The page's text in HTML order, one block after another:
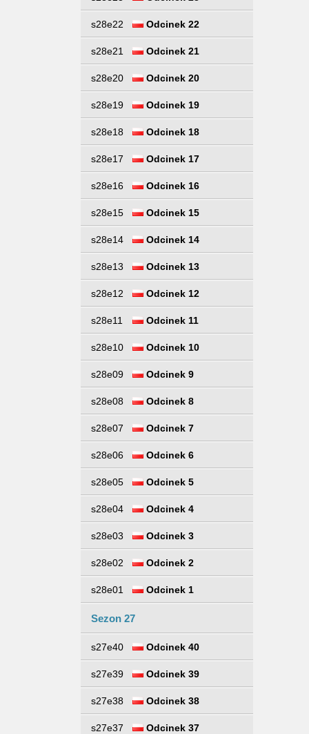
s28e22 Odcinek 22
s28e21 Odcinek 21
s28e20 Odcinek 20
s28e19 Odcinek 19
s28e18 Odcinek 18
s28e17 Odcinek 17
s28e16 Odcinek 16
s28e15 Odcinek 15
s28e14 Odcinek 14
s28e13 Odcinek 13
s28e12 Odcinek 12
s28e11 Odcinek 11
s28e10 Odcinek 10
s28e09 Odcinek 9
s28e08 Odcinek 8
s28e07 Odcinek 7
s28e06 Odcinek 6
s28e05 Odcinek 5
s28e04 Odcinek 4
s28e03 Odcinek 3
s28e02 Odcinek 2
s28e01 Odcinek 1
Sezon 27
s27e40 Odcinek 40
s27e39 Odcinek 39
s27e38 Odcinek 38
s27e37 Odcinek 37